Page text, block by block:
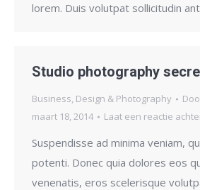
lorem. Duis volutpat sollicitudin
Studio photography
Business, Design & Photography
maart 18, 2014
Laat een reactie
Suspendisse ad minima veniam,
potenti. Donec quia dolores eos
venenatis, eros scelerisque